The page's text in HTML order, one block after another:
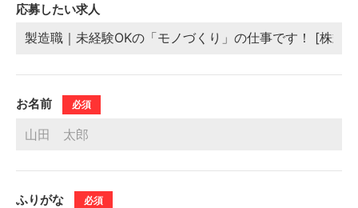
応募したい求人
お名前 必須
ふりがな 必須